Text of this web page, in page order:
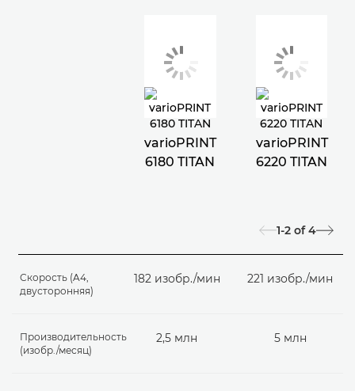
varioPRINT
6180 TITAN
varioPRINT
6220 TITAN
1-2 of 4
Скорость (A4,
двусторонняя)
182 изобр./мин 221 изобр./мин
Производительность
(изобр./месяц)
2,5 млн 5 млн